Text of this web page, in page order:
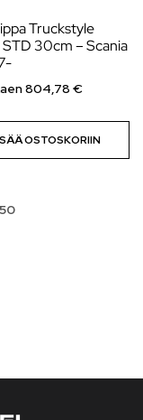
Truckstyle
30cm – Scania
804,78 €
OSTOSKORIIN
50